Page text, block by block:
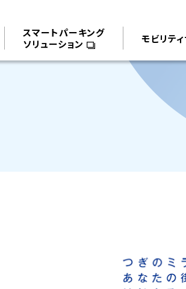
スマートパーキング
ソリューション
モビリテ